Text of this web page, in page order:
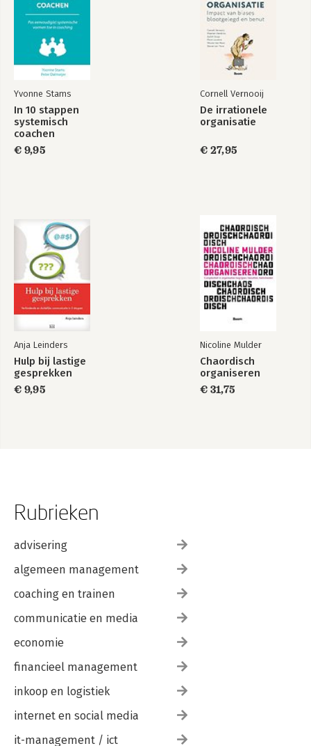
Yvonne Stams
In 10 stappen
systemisch
coachen
€ 9,95
Cornell Vernooij
De irrationele
organisatie
€ 27,95
Anja Leinders
Hulp bij lastige
gesprekken
€ 9,95
Nicoline Mulder
Chaordisch
organiseren
€ 31,75
Rubrieken
advisering
algemeen management
coaching en trainen
communicatie en media
economie
financieel management
inkoop en logistiek
internet en social media
it-management / ict